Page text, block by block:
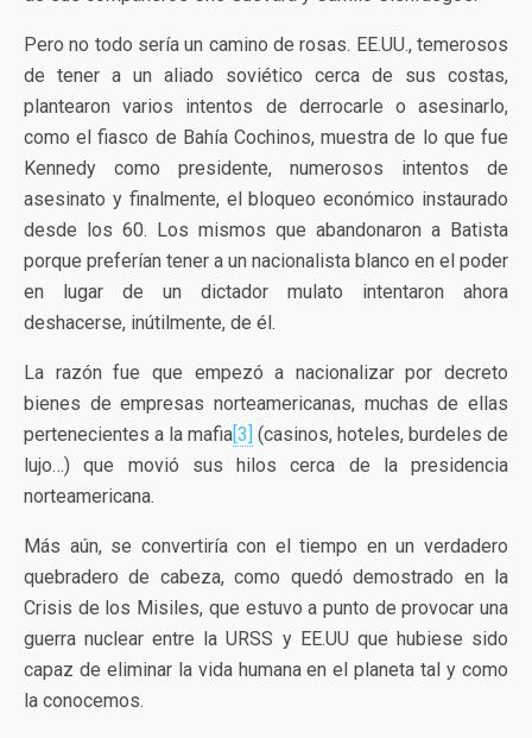
Pero no todo sería un camino de rosas. EE.UU., temerosos
de tener a un aliado soviético cerca de sus costas,
plantearon varios intentos de derrocarle o asesinarlo,
como el fiasco de Bahía Cochinos, muestra de lo que fue
Kennedy como presidente, numerosos intentos de
asesinato y finalmente, el bloqueo económico instaurado
desde los 60. Los mismos que abandonaron a Batista
porque preferían tener a un nacionalista blanco en el poder
en lugar de un dictador mulato intentaron ahora
deshacerse, inútilmente, de él.
La razón fue que empezó a nacionalizar por decreto
bienes de empresas norteamericanas, muchas de ellas
pertenecientes a la mafia [3] (casinos, hoteles, burdeles de
lujo…) que movió sus hilos cerca de la presidencia
norteamericana.
Más aún, se convertiría con el tiempo en un verdadero
quebradero de cabeza, como quedó demostrado en la
Crisis de los Misiles, que estuvo a punto de provocar una
guerra nuclear entre la URSS y EE.UU que hubiese sido
capaz de eliminar la vida humana en el planeta tal y como
la conocemos.